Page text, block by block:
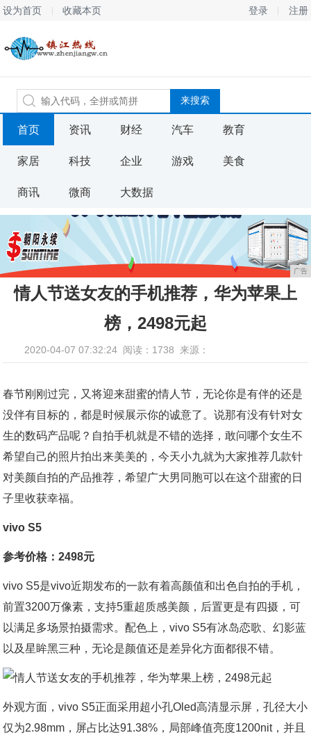
设为首页 收藏本页 登录 注册
首页 资讯 财经 汽车 教育
家居 科技 企业 游戏 美食
商讯 微商 大数据
广告
情人节送女友的手机推荐，华为苹果上
榜，2498元起
2020-04-07 07:32:24 阅读：1738 来源：
春节刚刚过完，又将迎来甜蜜的情人节，无论你是有伴的还是
没伴有目标的，都是时候展示你的诚意了。说那有没有针对女
生的数码产品呢？自拍手机就是不错的选择，敢问哪个女生不
希望自己的照片拍出来美美的，今天小九就为大家推荐几款针
对美颜自拍的产品推荐，希望广大男同胞可以在这个甜蜜的日
子里收获幸福。
vivo S5
参考价格：2498元
vivo S5是vivo近期发布的一款有着高颜值和出色自拍的手机，
前置3200万像素，支持5重超质感美颜，后置更是有四摄，可
以满足多场景拍摄需求。配色上，vivo S5有冰岛恋歌、幻影蓝
以及星眸黑三种，无论是颜值还是差异化方面都很不错。
外观方面，vivo S5正面采用超小孔Oled高清显示屏，孔径大小
仅为2.98mm，屏占比达91.38%，局部峰值亮度1200nit，并且